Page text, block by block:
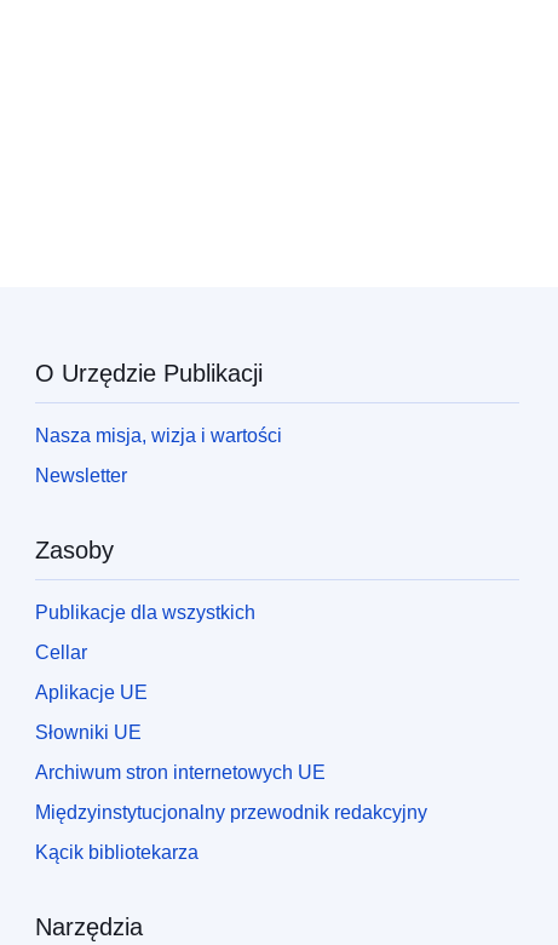
O Urzędzie Publikacji
Nasza misja, wizja i wartości
Newsletter
Zasoby
Publikacje dla wszystkich
Cellar
Aplikacje UE
Słowniki UE
Archiwum stron internetowych UE
Międzyinstytucjonalny przewodnik redakcyjny
Kącik bibliotekarza
Narzędzia